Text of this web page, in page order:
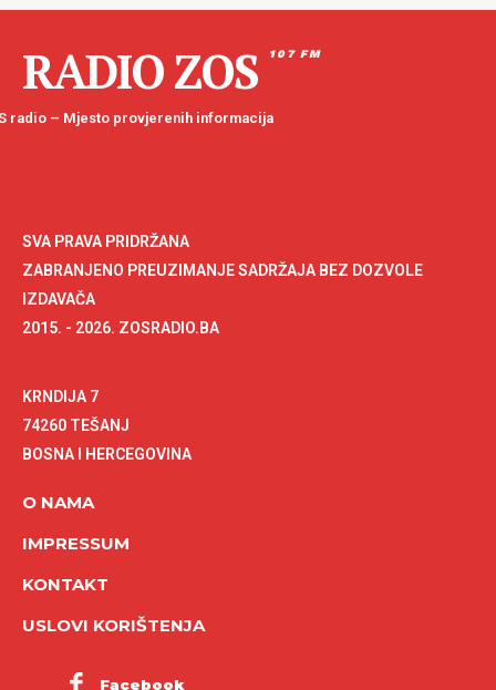
RADIO ZOS 107 FM
radio – Mjesto provjerenih informacija
SVA PRAVA PRIDRŽANA
ZABRANJENO PREUZIMANJE SADRŽAJA BEZ DOZVOLE
IZDAVAČA
2015. - 2026. ZOSRADIO.BA
KRNDIJA 7
74260 TEŠANJ
BOSNA I HERCEGOVINA
O NAMA
IMPRESSUM
KONTAKT
USLOVI KORIŠTENJA
Facebook